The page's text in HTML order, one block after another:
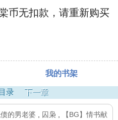
币无扣款，请重新购买
我的书架
目录 下一章
的男老婆 囚枭
【BG】情书献